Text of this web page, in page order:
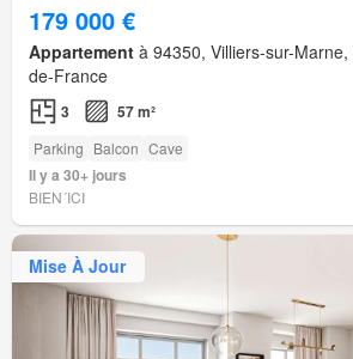
179 000 €
Appartement à 94350, Villiers-sur-
de-France
3 57 m²
Parking Balcon Cave
Il y a 30+ jours
BIEN´ICI
Mise À Jour